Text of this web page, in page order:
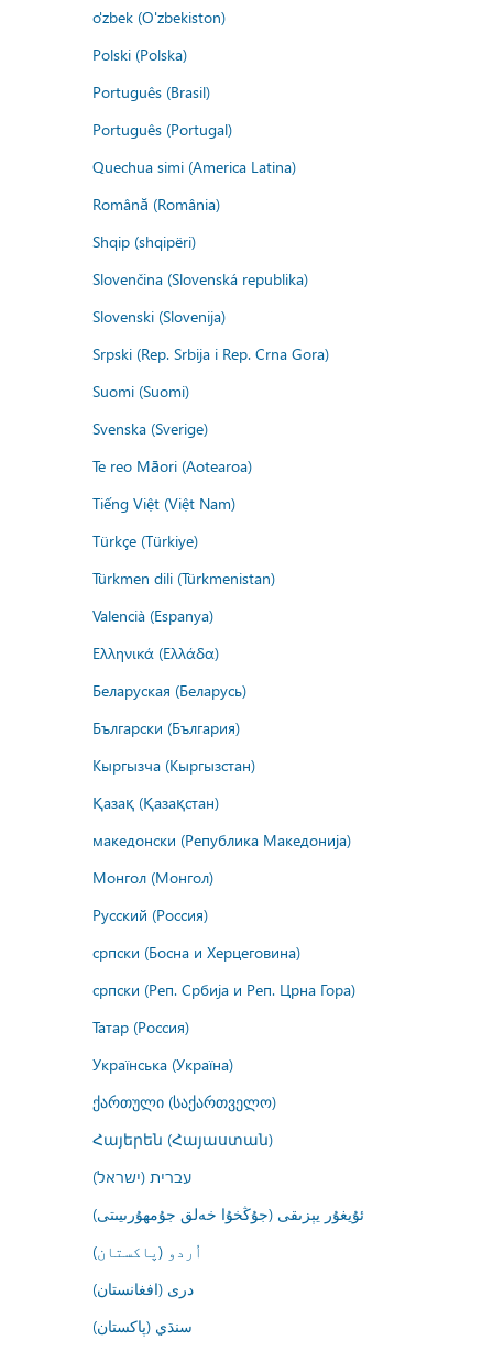
o'zbek (O'zbekiston)
Polski (Polska)
Português (Brasil)
Português (Portugal)
Quechua simi (America Latina)
Română (România)
Shqip (shqipëri)
Slovenčina (Slovenská republika)
Slovenski (Slovenija)
Srpski (Rep. Srbija i Rep. Crna Gora)
Suomi (Suomi)
Svenska (Sverige)
Te reo Māori (Aotearoa)
Tiếng Việt (Việt Nam)
Türkçe (Türkiye)
Türkmen dili (Türkmenistan)
Valencià (Espanya)
Ελληνικά (Ελλάδα)
Беларуская (Беларусь)
Български (България)
Кыргызча (Кыргызстан)
Қазақ (Қазақстан)
македонски (Република Македонија)
Монгол (Монгол)
Русский (Россия)
српски (Босна и Херцеговина)
српски (Реп. Србија и Реп. Црна Гора)
Татар (Россия)
Українська (Україна)
ქართული (საქართველო)
Հայերեն (Հայաստան)
עברית (ישראל)
ئۇيغۇر يېزىقى (جۇڭخۇا خەلق جۇمھۇرىيىتى)
اُردو (پاکستان)
درى (افغانستان)
سنڌي (پاکستان)